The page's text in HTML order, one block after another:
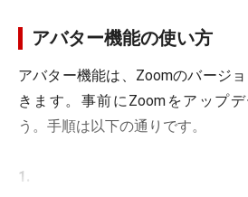
アバター機能の使い方
アバター機能は、Zoomのバージ
きます。事前にZoomをアップ
う。手順は以下の通りです。
1.